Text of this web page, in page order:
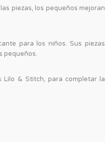
piezas, los pequeños mejoran
para los niños. Sus piezas
pequeños.
Lilo & Stitch, para completar la